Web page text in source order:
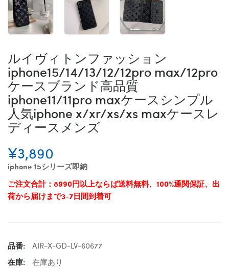
ルイヴィトンファッション
iphone15/14/13/12/12pro max/12pro
ケースブランド高品質
iphone11/11pro maxケースシンプル
人気iphone x/xr/xs/xs maxケースレ
ディースメンズ
¥3,890
iphone 15シリーズ即納
ご注文合計：8990円以上ならば送料無料、100%通関保証、出
荷から届けまで3-7日間到着可
品番:
AIR-X-GD-LV-60677
在庫:
在庫あり